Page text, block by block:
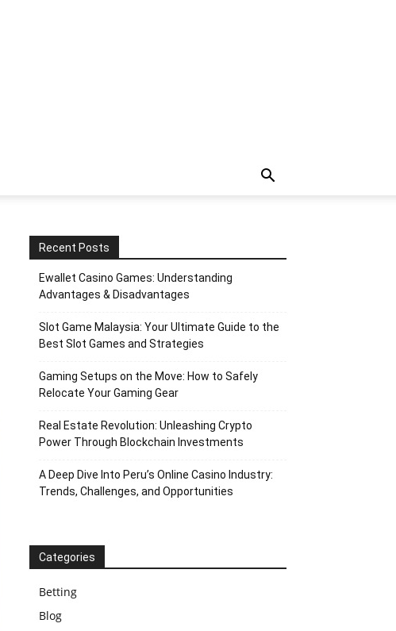
Recent Posts
Ewallet Casino Games: Understanding
Advantages & Disadvantages
Slot Game Malaysia: Your Ultimate Guide to the
Best Slot Games and Strategies
Gaming Setups on the Move: How to Safely
Relocate Your Gaming Gear
Real Estate Revolution: Unleashing Crypto
Power Through Blockchain Investments
A Deep Dive Into Peru’s Online Casino Industry:
Trends, Challenges, and Opportunities
Categories
Betting
Blog